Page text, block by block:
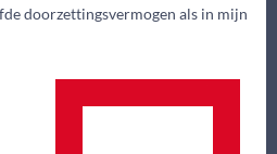
doorzettingsvermogen als in mijn